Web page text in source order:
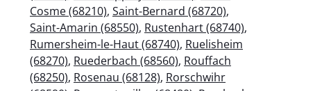
Cosme (68210), Saint-Bernard (68720),
Saint-Amarin (68550), Rustenhart (68740),
Rumersheim-le-Haut (68740), Ruelisheim
(68270), Ruederbach (68560), Rouffach
(68250), Rosenau (68128), Rorschwihr